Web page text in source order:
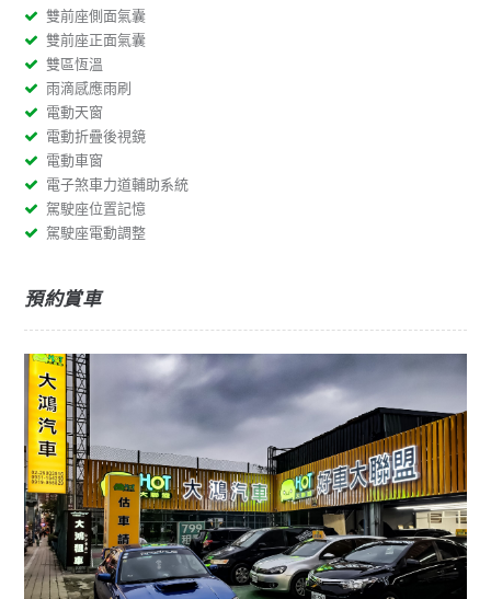
雙前座側面氣囊
雙前座正面氣囊
雙區恆溫
雨滴感應雨刷
電動天窗
電動折疊後視鏡
電動車窗
電子煞車力道輔助系統
駕駛座位置記憶
駕駛座電動調整
預約賞車